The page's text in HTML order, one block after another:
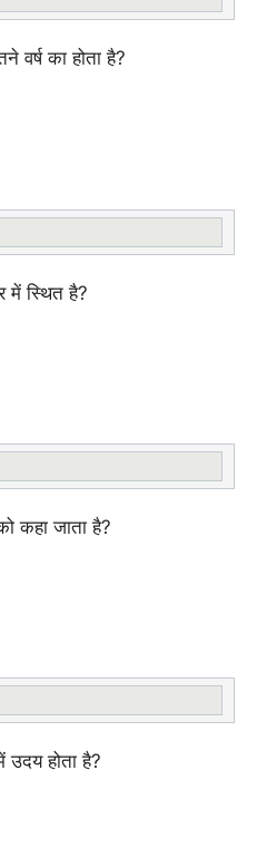
वर्ष का होता है?
में स्थित है?
कहा जाता है?
होता है?